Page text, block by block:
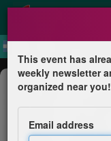
Conference
La
intellectuel
This event has
weekly newsletter
organized near you!
Email address